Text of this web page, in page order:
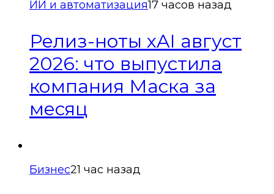
ИИ и автоматизация17 часов назад
Релиз-ноты xAI август
2026: что выпустила
компания Маска за
месяц
Бизнес21 час назад